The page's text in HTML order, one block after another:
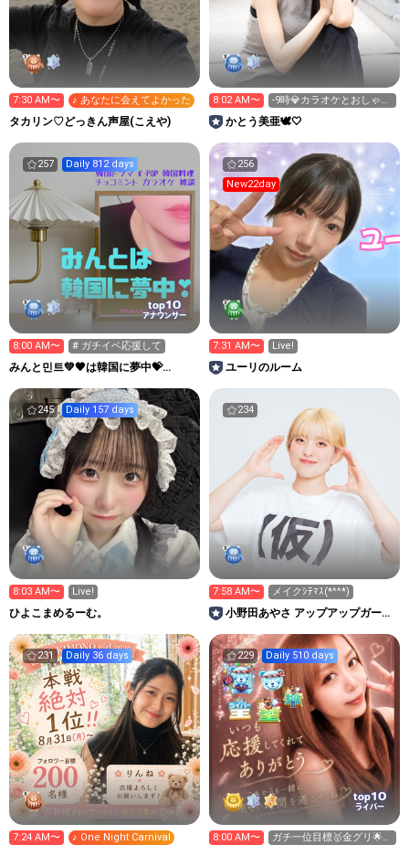
7:30 AM〜 ♪ あなたに会えてよかった
タカリン♡どっきん声屋(こえや)
8:02 AM〜
-9時💎カラオケとおしゃべ
り☺️
かとう美亜🕊️🤍
257 Daily 812 days
top10
アナウンサー
8:00 AM〜 # ガチイベ応援して
みんと민트💚🤎は韓国に夢中💝
256
New22day
7:31 AM〜 Live!
ユーリのルーム
245 Daily 157 days
8:03 AM〜 Live!
ひよこまめるーむ。
234
7:58 AM〜 メイクｼﾃﾏｽ(*^^*)
小野田あやさ アップアップガール
231 Daily 36 days
7:24 AM〜 ♪ One Night Carnival
229 Daily 510 days
top10
ライバー
8:00 AM〜
ガチ一位目標🥇金グリ🌟新